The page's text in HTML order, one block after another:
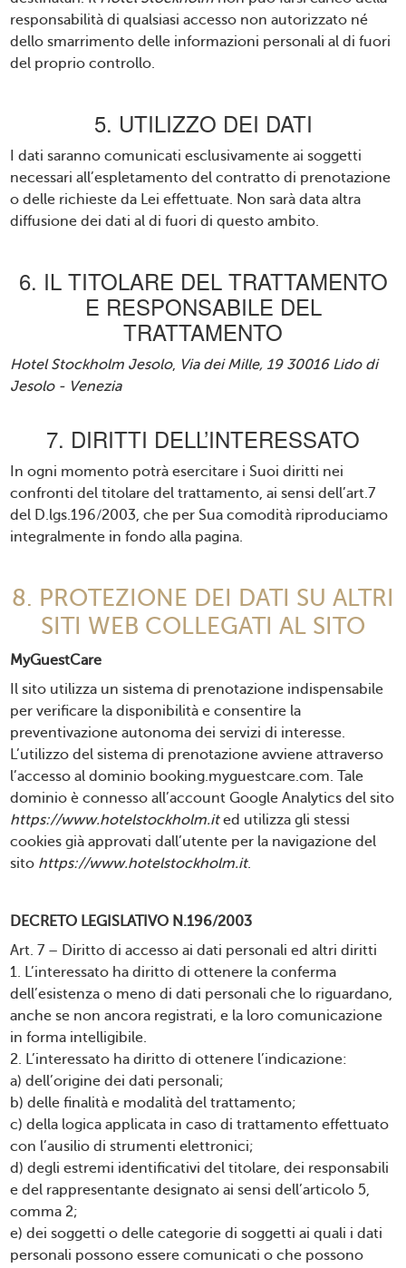
responsabilità di qualsiasi accesso non autorizzato né
dello smarrimento delle informazioni personali al di fuori
del proprio controllo.
5. UTILIZZO DEI DATI
I dati saranno comunicati esclusivamente ai soggetti
necessari all’espletamento del contratto di prenotazione
o delle richieste da Lei effettuate. Non sarà data altra
diffusione dei dati al di fuori di questo ambito.
6. IL TITOLARE DEL TRATTAMENTO
E RESPONSABILE DEL
TRATTAMENTO
Hotel Stockholm Jesolo, Via dei Mille, 19 30016 Lido di
Jesolo - Venezia
7. DIRITTI DELL’INTERESSATO
In ogni momento potrà esercitare i Suoi diritti nei
confronti del titolare del trattamento, ai sensi dell’art.7
del D.lgs.196/2003, che per Sua comodità riproduciamo
integralmente in fondo alla pagina.
8. PROTEZIONE DEI DATI SU ALTRI
SITI WEB COLLEGATI AL SITO
MyGuestCare
Il sito utilizza un sistema di prenotazione indispensabile
per verificare la disponibilità e consentire la
preventivazione autonoma dei servizi di interesse.
L’utilizzo del sistema di prenotazione avviene attraverso
l’accesso al dominio booking.myguestcare.com. Tale
dominio è connesso all’account Google Analytics del sito
https://www.hotelstockholm.ited utilizza gli stessi
cookies già approvati dall’utente per la navigazione del
sito https://www.hotelstockholm.it.
DECRETO LEGISLATIVO N.196/2003
Art. 7 – Diritto di accesso ai dati personali ed altri diritti
1. L’interessato ha diritto di ottenere la conferma
dell’esistenza o meno di dati personali che lo riguardano,
anche se non ancora registrati, e la loro comunicazione
in forma intelligibile.
2. L’interessato ha diritto di ottenere l’indicazione:
a) dell’origine dei dati personali;
b) delle finalità e modalità del trattamento;
c) della logica applicata in caso di trattamento effettuato
con l’ausilio di strumenti elettronici;
d) degli estremi identificativi del titolare, dei responsabili
e del rappresentante designato ai sensi dell’articolo 5,
comma 2;
e) dei soggetti o delle categorie di soggetti ai quali i dati
personali possono essere comunicati o che possono